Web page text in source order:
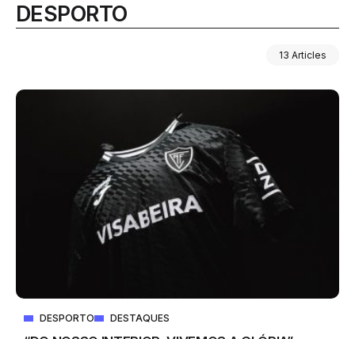
DESPORTO
13 Articles
DESPORTO DESTAQUES